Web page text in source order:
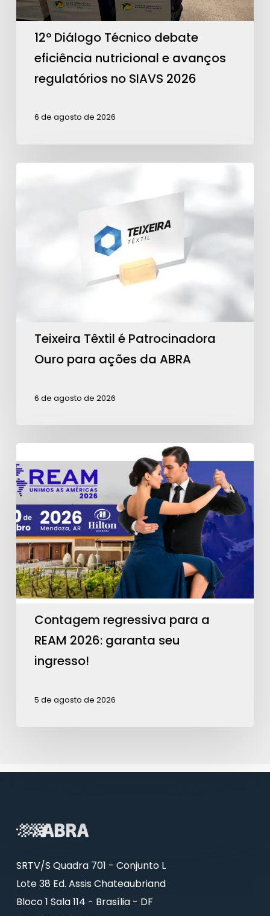
regulatórios
12º Diálogo Técnico debate
eficiência nutricional e avanços
regulatórios no SIAVS 2026
6 de agosto de 2026
Teixeira Têxtil é Patrocinadora
Ouro para ações da ABRA
6 de agosto de 2026
regressiva
para
a
REAM
2026:
garanta
seu
ingresso!
Contagem regressiva para a
REAM 2026: garanta seu
ingresso!
5 de agosto de 2026
SRTV/S Quadra 701 - Conjunto L
Lote 38 Ed. Assis Chateaubriand
Bloco 1 Sala 114 - Brasília - DF